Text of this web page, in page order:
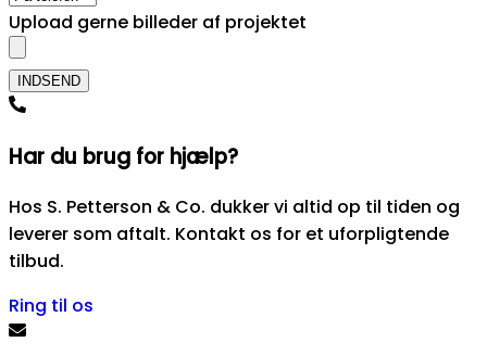
Upload gerne billeder af projektet
INDSEND
Har du brug for hjælp?
Hos S. Petterson & Co. dukker vi altid op til tiden og
leverer som aftalt. Kontakt os for et uforpligtende
tilbud.
Ring til os